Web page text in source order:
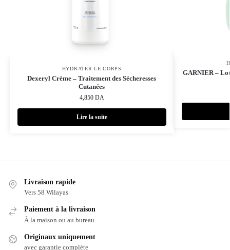
HYDRATER LE CORPS
Dexeryl Crème – Traitement des Sécheresses
Cutanées
4,850 DA
Lire la suite
GARNIER –
Livraison rapide
Vers 58 Wilayas
Paiement à la livraison
À la maison ou au bureau
Originaux uniquement
avec garantie complète